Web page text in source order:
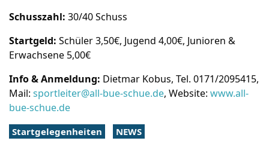
Schusszahl: 30/40 Schuss
Startgeld: Schüler 3,50€, Jugend 4,00€, Junioren &
Erwachsene 5,00€
Info & Anmeldung: Dietmar Kobus, Tel. 0171/2095415,
Mail: sportleiter@all-bue-schue.de, Website: www.all-
bue-schue.de
Startgelegenheiten NEWS